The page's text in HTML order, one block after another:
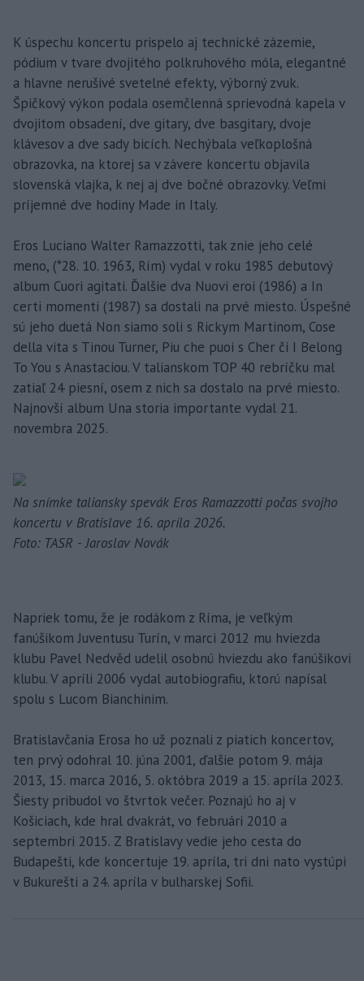
K úspechu koncertu prispelo aj technické zázemie,
pódium v tvare dvojitého polkruhového móla, elegantné
a hlavne nerušivé svetelné efekty, výborný zvuk.
Špičkový výkon podala osemčlenná sprievodná kapela v
dvojitom obsadení, dve gitary, dve basgitary, dvoje
klávesov a dve sady bicích. Nechýbala veľkoplošná
obrazovka, na ktorej sa v závere koncertu objavila
slovenská vlajka, k nej aj dve bočné obrazovky. Veľmi
príjemné dve hodiny Made in Italy.
Eros Luciano Walter Ramazzotti, tak znie jeho celé
meno, (*28. 10. 1963, Rím) vydal v roku 1985 debutový
album Cuori agitati. Ďalšie dva Nuovi eroi (1986) a In
certi momenti (1987) sa dostali na prvé miesto. Úspešné
sú jeho duetá Non siamo soli s Rickym Martinom, Cose
della vita s Tinou Turner, Piu che puoi s Cher či I Belong
To You s Anastaciou. V talianskom TOP 40 rebríčku mal
zatiaľ 24 piesní, osem z nich sa dostalo na prvé miesto.
Najnovší album Una storia importante vydal 21.
novembra 2025.
Na snímke taliansky spevák Eros Ramazzotti počas svojho
koncertu v Bratislave 16. apríla 2026.
Foto: TASR - Jaroslav Novák
Napriek tomu, že je rodákom z Ríma, je veľkým
fanúšikom Juventusu Turín, v marci 2012 mu hviezda
klubu Pavel Nedvěd udelil osobnú hviezdu ako fanúšikovi
klubu. V apríli 2006 vydal autobiografiu, ktorú napísal
spolu s Lucom Bianchinim.
Bratislavčania Erosa ho už poznali z piatich koncertov,
ten prvý odohral 10. júna 2001, ďalšie potom 9. mája
2013, 15. marca 2016, 5. októbra 2019 a 15. apríla 2023.
Šiesty pribudol vo štvrtok večer. Poznajú ho aj v
Košiciach, kde hral dvakrát, vo februári 2010 a
septembri 2015. Z Bratislavy vedie jeho cesta do
Budapešti, kde koncertuje 19. apríla, tri dni nato vystúpi
v Bukurešti a 24. apríla v bulharskej Sofii.